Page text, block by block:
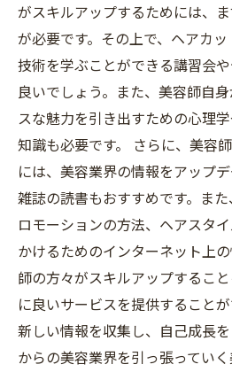
がスキルアップするためには、
が必要です。その上で、ヘアカ
技術を学ぶことができる講習会
良いでしょう。また、美容師自
スな魅力を引き出すための心理
知識も必要です。 さらに、美容
には、美容業界の情報をアップ
雑誌の読書もおすすめです。ま
ロモーションの方法、ヘアスタ
かけるためのインターネット上
師の方々がスキルアップするこ
に良いサービスを提供すること
新しい情報を収集し、自己成長
からの美容業界を引っ張ってい